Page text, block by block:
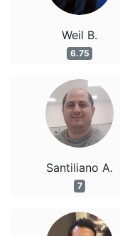
Weil B.
6.75
Santiliano A.
7